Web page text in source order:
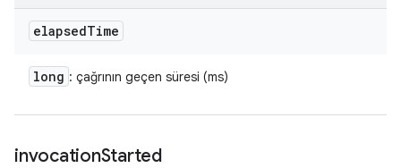
elapsedTime
long : çağrının geçen süresi (ms)
invocationStarted